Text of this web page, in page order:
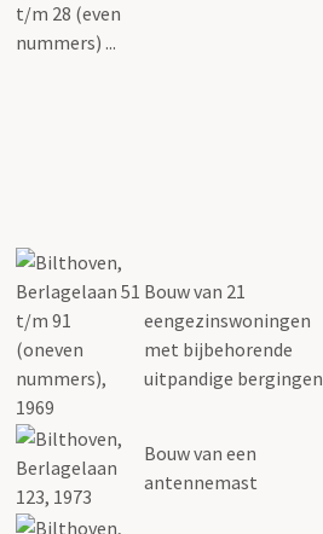
Bouw van 21
eengezinswoningen
met bijbehorende
uitpandige bergingen
Bouw van een
antennemast